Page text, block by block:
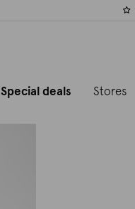
Special deals Stores